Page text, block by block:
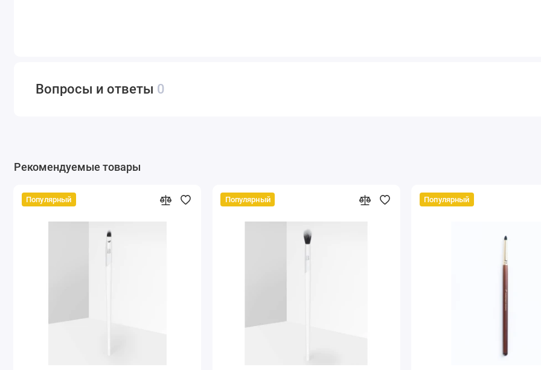
Вопросы и ответы 0
Рекомендуемые товары
Популярный Популярный Популярный